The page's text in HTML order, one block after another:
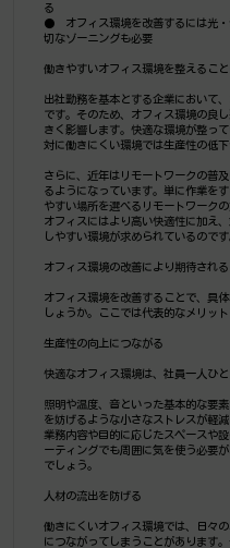
る
●	オフィス環境を改善するには光・音環境などの基本を整えることに加え、適
切なゾーニングも必要
働きやすいオフィス環境を整えるこ
出社勤務を基本とする企業において
です。そのため、オフィス環境の良
きく影響します。快適な環境が整っ
対に働きにくい環境では生産性の低
さらに、近年はリモートワークの普
るようになっています。単に作業を
やすい場所を選べるリモートワーク
オフィスにはより高い快適性に加え
しやすい環境が求められているのです
オフィス環境の改善により期待される
オフィス環境を改善することで、具
しょうか。ここでは代表的なメリット
生産性の向上につながる
快適なオフィス環境は、社員一人ひ
照明や温度、音といった基本的な要
を妨げるような小さなストレスが軽
業務内容や目的に応じたスペースや
ーティングでも周囲に気を使う必要
でしょう。
人材の流出を防げる
働きにくいオフィス環境では、日々
につながってしまうことがあります